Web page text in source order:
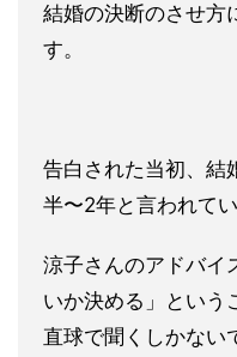
結婚の決断のさせ方
す。
告白された当初、結
半〜2年と言われて
涼子さんのアドバイ
いか決める」とい う
直球で聞くしかない